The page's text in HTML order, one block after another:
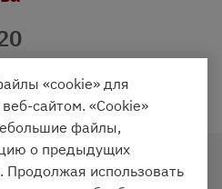
Стол.
Vegas Studio
«cookie» для
сайтом. «Cookie»
файлы,
о предыдущих
Продолжая использовать